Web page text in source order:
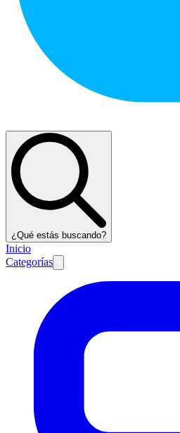
¿Qué estás buscando?
Inicio
Categorías